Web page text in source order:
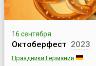
16 сентября
Октоберфест 2023
Праздники Германии